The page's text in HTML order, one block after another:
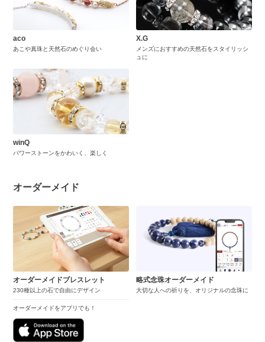
aco
あこや真珠と天然石のめぐり会い
X.G
メンズにおすすめの天然石をスタイリッシ
ュに
winQ
パワーストーンをかわいく、楽しく
オーダーメイド
オーダーメイドブレスレット
230種以上の石で自由にデザイン
オーダーメイドをアプリでも！
略式念珠オーダーメイド
大切な人への祈りを、オリジナルの念珠に